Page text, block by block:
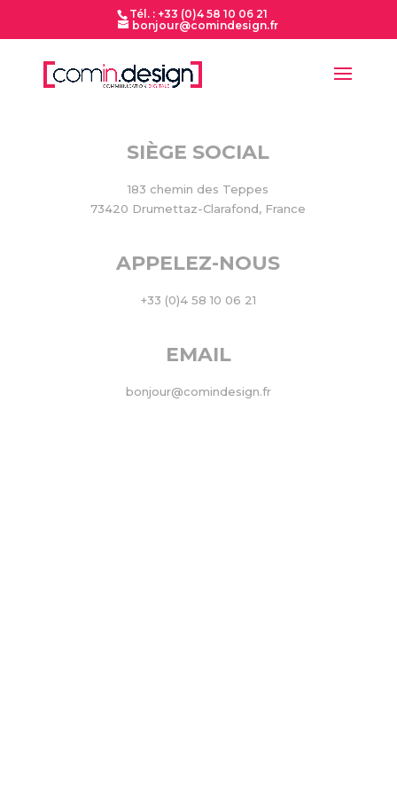
Tél. : +33 (0)4 58 10 06 21
bonjour@comindesign.fr
SIÈGE SOCIAL
183 chemin des Teppes
73420 Drumettaz-Clarafond, France
APPELEZ-NOUS
+33 (0)4 58 10 06 21
EMAIL
bonjour@comindesign.fr